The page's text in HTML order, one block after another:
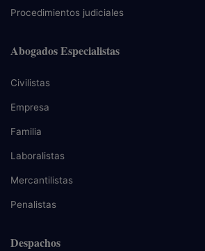
Procedimientos judiciales
Abogados Especialistas
Civilistas
Empresa
Familia
Laboralistas
Mercantilistas
Penalistas
Despachos